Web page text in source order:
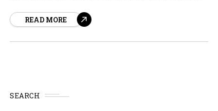
precio del crudo se mantiene alto. Esto tendría un
READ MORE
SEARCH